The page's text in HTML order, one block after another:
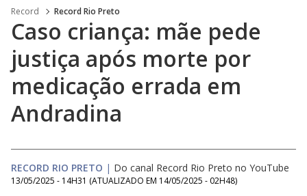
Record Record Rio Preto
Caso criança: mãe pede
justiça após morte por
medicação errada em
Andradina
RECORD RIO PRETO | Do canal Record Rio Preto no YouTube
13/05/2025 - 14H31 (ATUALIZADO EM 14/05/2025 - 02H48)